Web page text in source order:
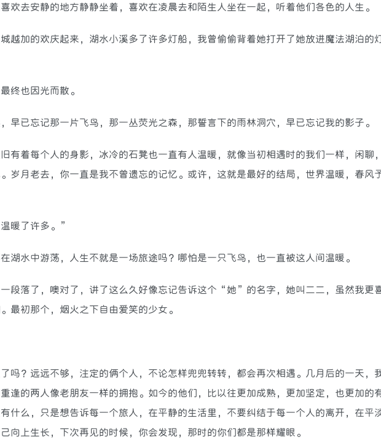
去安静的地方静静坐着，喜欢在凌晨去和陌生人坐在一起，听着他们各色的人生。
加的欢庆起来，湖水小溪多了许多灯船，我曾偷偷背着她打开了她放进魔法湖泊的
也因光而散。
已忘记那一片飞鸟，那一丛荧光之森，那誓言下的雨林洞穴，早已忘记我的影子。
着每个人的身影，冰冷的石凳也一直有人温暖，就像当初相遇时的我们一样，闲聊，
岁月老去，你一直是我不曾遗忘的记忆。或许，这就是最好的结局，世界温暖，春风
暖了许多。”
水中游荡，人生不就是一场旅途吗？哪怕是一只飞鸟，也一直被这人间温暖。
段落了，噢对了，讲了这么久好像忘记告诉这个“她”的名字，她叫二二，虽然我更
最初那个，烟火之下自由爱笑的少女。
吗？远远不够，注定的俩个人，不论怎样兜兜转转，都会再次相遇。几月后的一天，
逢的两人像老朋友一样的拥抱。如今的他们，比以往更加成熟，更加坚定，也更加的
什么，只是想告诉每一个旅人，在平静的生活里，不要纠结于每一个人的离开，在平
向上生长，下次再见的时候，你会发现，那时的你们都是那样耀眼。